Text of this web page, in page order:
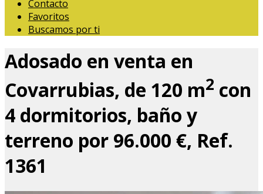
Contacto
Favoritos
Buscamos por ti
Adosado en venta en
Covarrubias, de 120 m2 con
4 dormitorios, baño y
terreno por 96.000 €, Ref.
1361